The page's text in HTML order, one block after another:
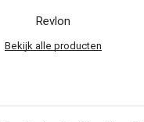
Revlon
Bekijk alle producten